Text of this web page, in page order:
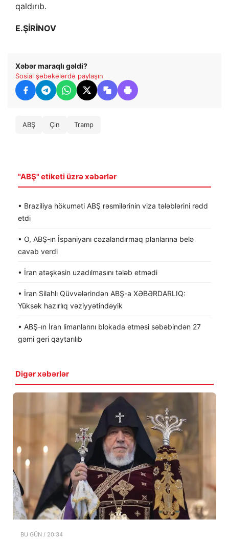
qaldırıb.
E.ŞİRİNOV
Xəbər maraqlı gəldi?
Sosial şəbəkələrdə paylaşın
ABŞ Çin Tramp
"ABŞ" etiketi üzrə xəbərlər
• Braziliya hökuməti ABŞ rəsmilərinin viza tələblərini rədd
etdi
• O, ABŞ-ın İspaniyanı cəzalandırmaq planlarına belə
cavab verdi
• İran atəşkəsin uzadılmasını tələb etmədi
• İran Silahlı Qüvvələrindən ABŞ-a XƏBƏRDARLIQ:
Yüksək hazırlıq vəziyyətindəyik
• ABŞ-ın İran limanlarını blokada etməsi səbəbindən 27
gəmi geri qaytarılıb
Digər xəbərlər
BU GÜN / 20:34